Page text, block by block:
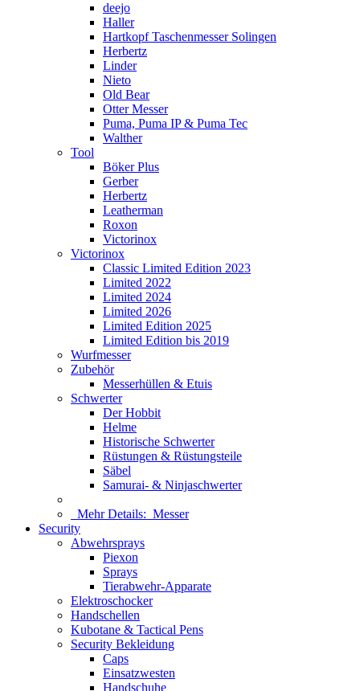
deejo
Haller
Hartkopf Taschenmesser Solingen
Herbertz
Linder
Nieto
Old Bear
Otter Messer
Puma, Puma IP & Puma Tec
Walther
Tool
Böker Plus
Gerber
Herbertz
Leatherman
Roxon
Victorinox
Victorinox
Classic Limited Edition 2023
Limited 2022
Limited 2024
Limited 2026
Limited Edition 2025
Limited Edition bis 2019
Wurfmesser
Zubehör
Messerhüllen & Etuis
Schwerter
Der Hobbit
Helme
Historische Schwerter
Rüstungen & Rüstungsteile
Säbel
Samurai- & Ninjaschwerter
Mehr Details: Messer
Security
Abwehrsprays
Piexon
Sprays
Tierabwehr-Apparate
Elektroschocker
Handschellen
Kubotane & Tactical Pens
Security Bekleidung
Caps
Einsatzwesten
Handschuhe